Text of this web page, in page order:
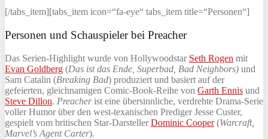
[/tabs_item][tabs_item icon=“fa-eye“ tabs_item title=“Personen“]
Personen und Schauspieler bei Preacher
Das Serien-Highlight wurde von Hollywoodstar Seth Rogen mit
Evan Goldberg (Das ist das Ende, Superbad, Bad Neighbors) und
Sam Catalin (Breaking Bad) produziert und basiert auf der
gefeierten, gleichnamigen Comic-Book-Reihe von Garth Ennis und
Steve Dillon. Preacherist eine übersinnliche, verdrehte Drama-Serie
voller Humor über den west-texanischen Prediger Jesse Custer,
gespielt vom britischen Star-DarstellerDominic Cooper(Warcraft,
Marvel’s Agent Carter).